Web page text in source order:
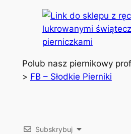
Polub nasz piernikowy
> FB – Słodkie Pierniki
Subskrybuj